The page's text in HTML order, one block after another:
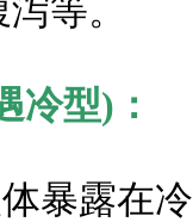
等。
冷型)：
暴露在